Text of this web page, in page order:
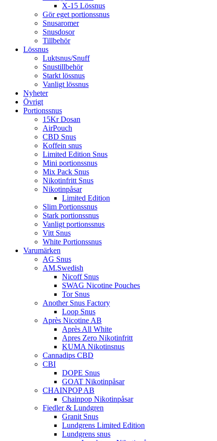
X-15 Lössnus
Gör eget portionssnus
Snusaromer
Snusdosor
Tillbehör
Lössnus
Luktsnus/Snuff
Snustillbehör
Starkt lössnus
Vanligt lössnus
Nyheter
Övrigt
Portionssnus
15Kr Dosan
AirPouch
CBD Snus
Koffein snus
Limited Edition Snus
Mini portionssnus
Mix Pack Snus
Nikotinfritt Snus
Nikotinpåsar
Limited Edition
Slim Portionssnus
Stark portionssnus
Vanligt portionssnus
Vitt Snus
White Portionssnus
Varumärken
AG Snus
AM.Swedish
Nicoff Snus
SWAG Nicotine Pouches
Tor Snus
Another Snus Factory
Loop Snus
Après Nicotine AB
Après All White
Apres Zero Nikotinfritt
KUMA Nikotinsnus
Cannadips CBD
CBI
DOPE Snus
GOAT Nikotinpåsar
CHAINPOP AB
Chainpop Nikotinpåsar
Fiedler & Lundgren
Granit Snus
Lundgrens Limited Edition
Lundgrens snus